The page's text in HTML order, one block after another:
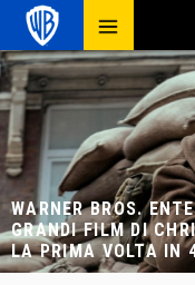
WARNER BROS.
GRANDI FILM DI
LA PRIMA VOLTA IN